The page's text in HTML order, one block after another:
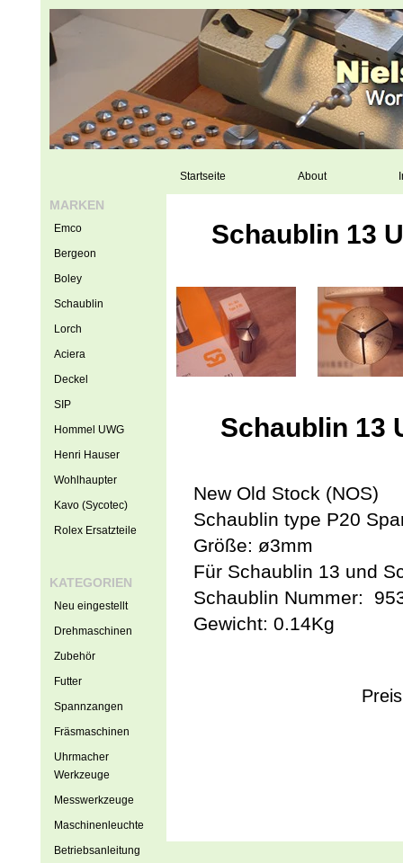
Startseite About
Schaublin 13
Schaublin 13
New Old Stock (NOS)
Schaublin type P20
Größe: ø3mm
Für Schaublin 13 und
Schaublin Nummer:
Gewicht: 0.14Kg
MARKEN
Emco
Bergeon
Boley
Schaublin
Lorch
Aciera
Deckel
SIP
Hommel UWG
Henri Hauser
Wohlhaupter
Kavo (Sycotec)
Rolex Ersatzteile
KATEGORIEN
Neu eingestellt
Drehmaschinen
Zubehör
Futter
Spannzangen
Fräsmaschinen
Uhrmacher
Werkzeuge
Messwerkzeuge
Maschinenleuchte
Betriebsanleitung